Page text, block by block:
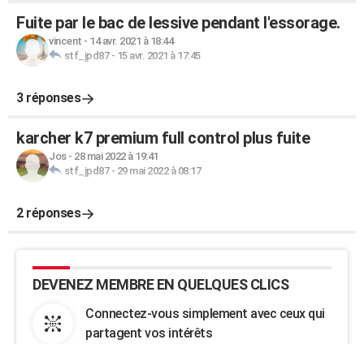
Fuite par le bac de lessive pendant l'essorage.
vincent - 14 avr. 2021 à 18:44
stf_jpd87- 15 avr. 2021 à 17:45
3 réponses
karcher k7 premium full control plus fuite
Jos- 28 mai 2022 à 19:41
stf_jpd87- 29 mai 2022 à 08:17
2 réponses
DEVENEZ MEMBRE EN QUELQUES CLICS
Connectez-vous simplement avec ceux qui
partagent vos intérêts